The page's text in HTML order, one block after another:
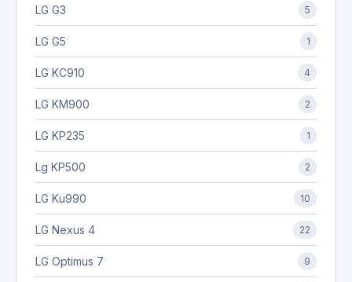
LG G3 5
LG G5 1
LG KC910 4
LG KM900 2
LG KP235 1
Lg KP500 2
LG Ku990 10
LG Nexus 4 22
LG Optimus 7 9